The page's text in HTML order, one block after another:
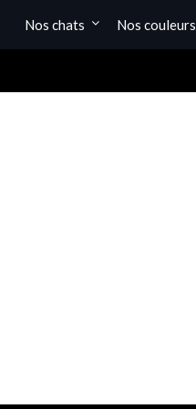
Nos chats Nos couleurs